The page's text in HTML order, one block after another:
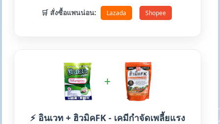
🛒 สั่งซื้อแพนน่อน: Lazada Shopee
+
⚡ อินเวท + ฮิวมิคFK - เคมีกำจัดเพลี้ยแรง